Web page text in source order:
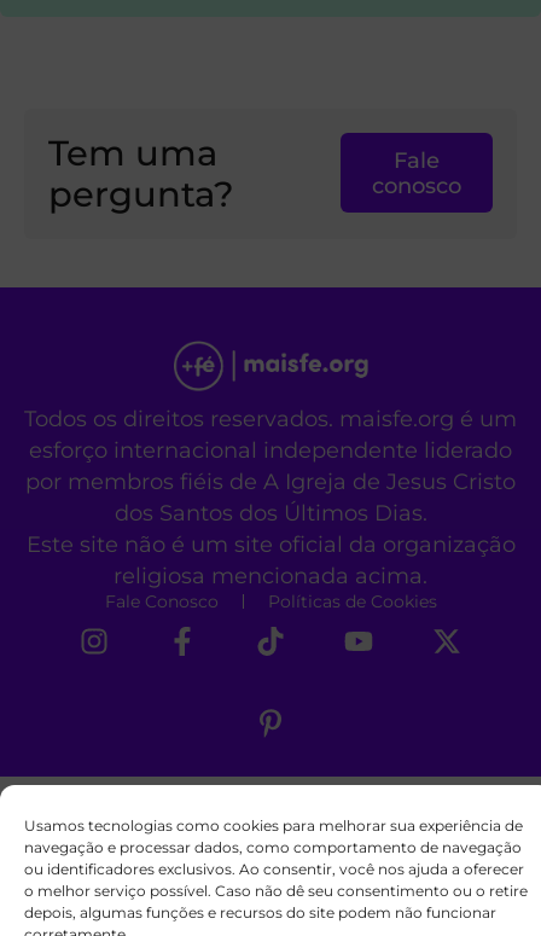
Usamos tecnologias como cookies para melhorar sua experiência de
navegação e processar dados, como comportamento de navegação
ou identificadores exclusivos. Ao consentir, você nos ajuda a oferecer
o melhor serviço possível. Caso não dê seu consentimento ou o retire
depois, algumas funções e recursos do site podem não funcionar
Tem uma
pergunta?
Fale
conosco
Todos os direitos reservados. maisfe.org é um
esforço internacional independente liderado
por membros fiéis de A Igreja de Jesus Cristo
dos Santos dos Últimos Dias.
Este site não é um site oficial da organização
religiosa mencionada acima.
Fale Conosco Políticas de Cookies